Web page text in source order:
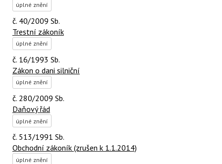
úplné znění
č. 40/2009 Sb.
Trestní zákoník
úplné znění
č. 16/1993 Sb.
Zákon o dani silniční
úplné znění
č. 280/2009 Sb.
Daňový řád
úplné znění
č. 513/1991 Sb.
Obchodní zákoník (zrušen k 1.1.2014)
úplné znění